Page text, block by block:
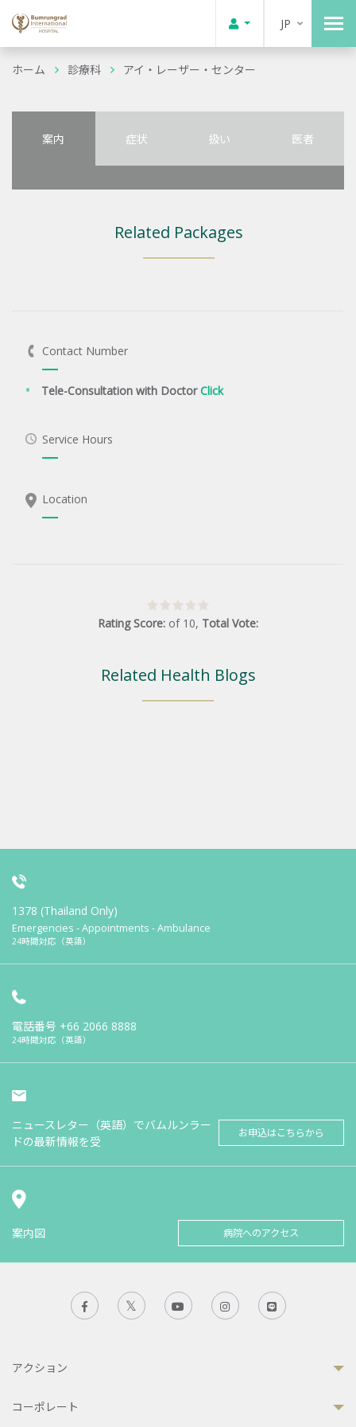
JP
ホーム 診療科 アイ・レーザー・センター
案内 症状 扱い 医者
Related Packages
Contact Number
Tele-Consultation with DoctorClick
Service Hours
Location
Rating Score: of 10, Total Vote:
Related Health Blogs
1378 (Thailand Only)
Emergencies - Appointments - Ambulance
24時間対応（英語）
電話番号 +66 2066 8888
24時間対応（英語）
ニュースレター（英語）でバムルンラー
ドの最新情報を受
お申込はこちらから
案内図 病院へのアクセス
アクション
コーポレート